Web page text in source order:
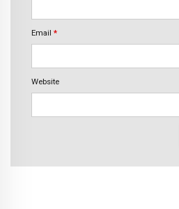
Email *
Website